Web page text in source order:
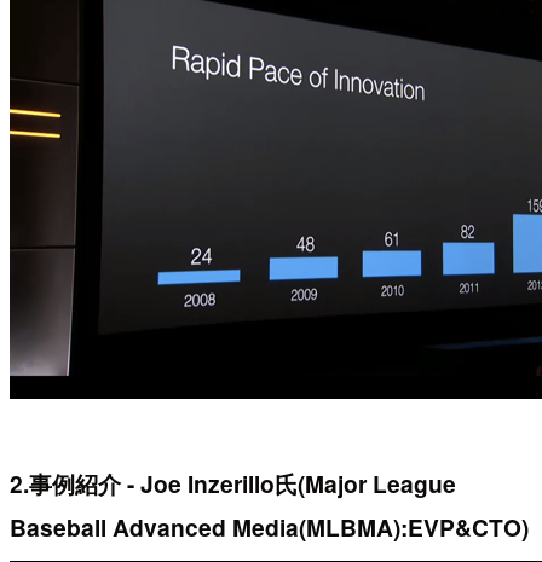
2.事例紹介 - Joe Inzerillo氏(Major League
Baseball Advanced Media(MLBMA):EVP&CTO)